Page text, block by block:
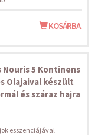
KOSÁRBA
Nouris 5 Kontinens
Olajaival készült
és száraz hajra
esszenciájával